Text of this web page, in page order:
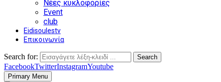
Νέες κυκλοφορίες
Event
club
Eidisoulestv
Επικοινωνία
Search for: Search
FacebookTwitterInstagramYoutube
Primary Menu